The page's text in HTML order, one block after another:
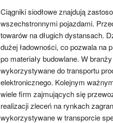
Ciągniki siodłowe znajdują
wszechstronnymi pojazdami.
towarów na długich dystansach.
dużej ładowności, co pozwala na
po materiały budowlane. W
wykorzystywane do transportu
elektronicznego. Kolejnym
wiele firm zajmujących się
realizacji zleceń na rynkach
wykorzystywane w transporcie